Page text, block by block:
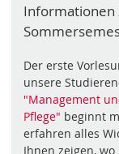
Informationen
Der erste
unsere
"Management
Pflege" beginnt
erfahren alles
Ihnen zeigen,